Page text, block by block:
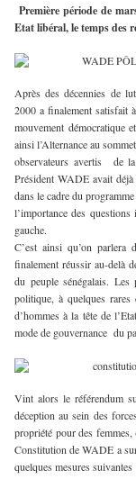
Première période de
Etat libéral, le temps des
Après des décennies de
2000 a finalement satisfait
mouvement démocratique
ainsi l’Alternance au
observateurs avertis de
Président WADE avait
dans le cadre du
l’importance des
gauche.
C’est ainsi qu’on parlera
finalement réussir au-delà
du peuple sénégalais.
politique, à quelques rares
d’hommes à la tête de
mode de gouvernance du
Vint alors le référendum
déception au sein des
propriété pour des
Constitution de WADE a
quelques mesures suivantes